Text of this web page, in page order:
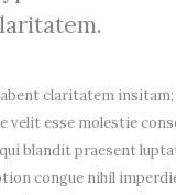
claritatem
velit esse molestie
blandit praesent
congue nihil